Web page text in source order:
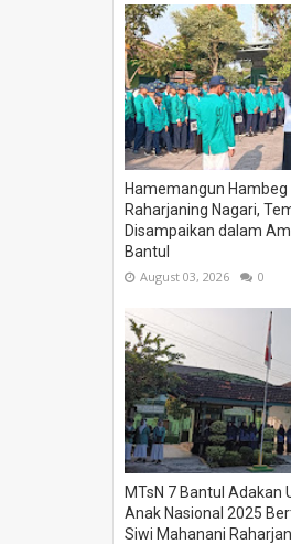
Hamemangun
Raharjaning Nagari,
Disampaikan dalam
Bantul
August 03, 2026 0
MTsN 7 Bantul Adakan
Anak Nasional 2025
Siwi Mahanani